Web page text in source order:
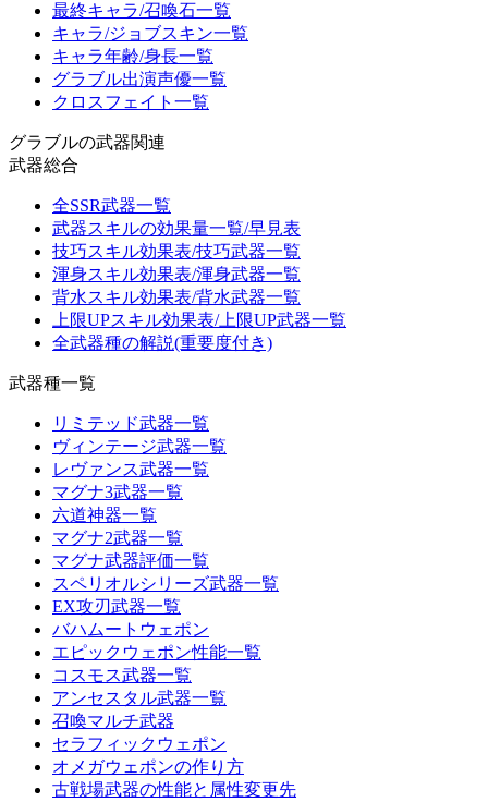
最終キャラ/召喚石一覧
キャラ/ジョブスキン一覧
キャラ年齢/身長一覧
グラブル出演声優一覧
クロスフェイト一覧
グラブルの武器関連
武器総合
全SSR武器一覧
武器スキルの効果量一覧/早見表
技巧スキル効果表/技巧武器一覧
渾身スキル効果表/渾身武器一覧
背水スキル効果表/背水武器一覧
上限UPスキル効果表/上限UP武器一覧
全武器種の解説(重要度付き)
武器種一覧
リミテッド武器一覧
ヴィンテージ武器一覧
レヴァンス武器一覧
マグナ3武器一覧
六道神器一覧
マグナ2武器一覧
マグナ武器評価一覧
スペリオルシリーズ武器一覧
EX攻刃武器一覧
バハムートウェポン
エピックウェポン性能一覧
コスモス武器一覧
アンセスタル武器一覧
召喚マルチ武器
セラフィックウェポン
オメガウェポンの作り方
古戦場武器の性能と属性変更先